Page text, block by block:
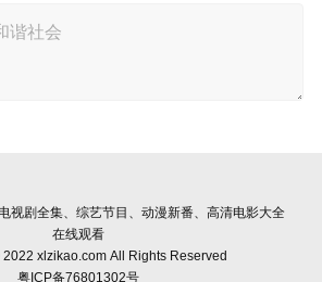
视剧全集、综艺节目、动漫新番、高清电影大全
在线观看
xlzikao.com All Rights Reserved
粤ICP备76801302号